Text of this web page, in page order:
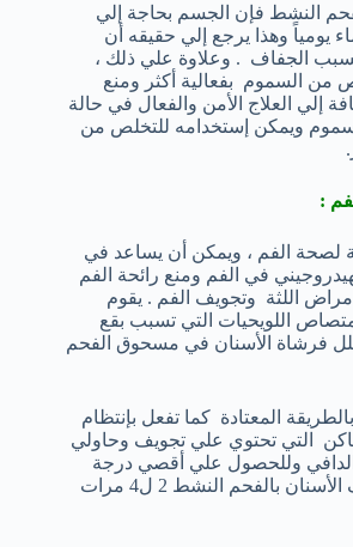
النشط فإن الجسم بحاجة إلي
يومياً وهذا يرجع إلي حقيقه أن
الجفاف . وعلاوة علي ذلك ،
من السموم بفعالية أكثر ومنع
إلي العلاج الأمن والفعال في حالة
ويمكن إستخدامه للتخلص من
:
لصحة الفم ، ويمكن أن يساعد في
في الفم ومنع رائحة الفم
اللثة وتجويف الفم . يقوم
اللويحيات التي تسبب بقع
فرشاة الأسنان في مسحوق الفحم
المعتادة كما تفعل بإنتظام
التي تحتوي علي تجويف وحاولي
وللحصول علي أقصي درجة
من الفوائد يمكنك تنظيف الأسنان بالفحم النشط 2 ل4 مرات